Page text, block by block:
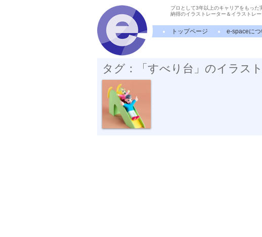
プロとして3年以上のキャリアをもった
納得のイラストレーター＆イラストレー
トップページ e-spaceにつ
タグ：「すべり台」のイラスト
すべり台